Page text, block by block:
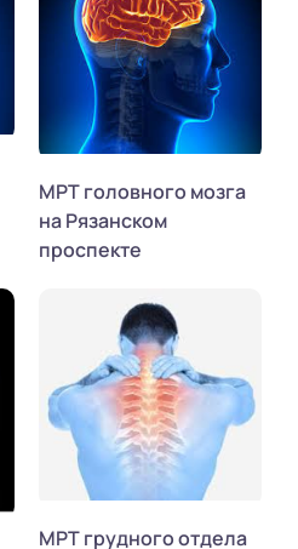
МРТ головного мозга
на Рязанском
проспекте
МРТ грудного отдела